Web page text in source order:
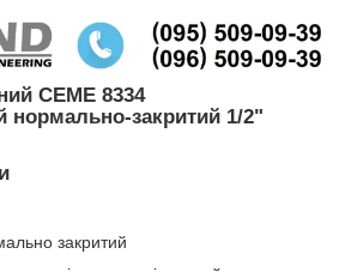
CEME 8334
нормально-закритий 1/2"
закритий